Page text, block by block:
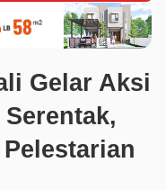
Gelar Aksi